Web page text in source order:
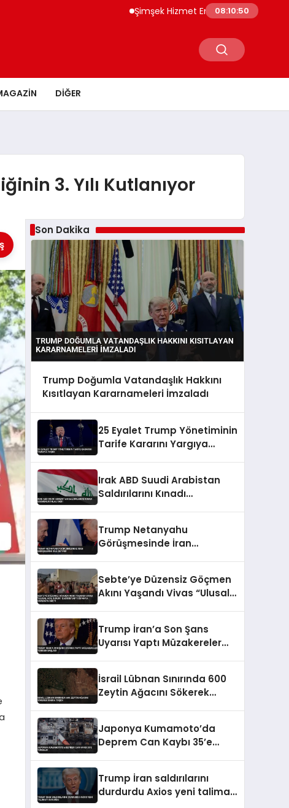
Şimşek Hizmet Enflasyonunda Katılık
08:10:51
DIĞER
3. Yılı Kutlanıyor
Son Dakika
Trump Doğumla Vatandaşlık Hakkını
Kısıtlayan Kararnameleri İmzaladı
25 Eyalet Trump Yönetiminin
Tarife Kararını Yargıya
Irak ABD Suudi Arabistan
Saldırılarını Kınadı
Trump Netanyahu
Görüşmesinde İran
Sebte’ye Düzensiz Göçmen
Akını Yaşandı Vivas “Ulusal
Trump İran’a Son Şans
Uyarısı Yaptı Müzakereler
İsrail Lübnan Sınırında 600
Zeytin Ağacını Sökerek
Japonya Kumamoto’da
Deprem Can Kaybı 35’e
Trump İran saldırılarını
durdurdu Axios yeni talimatı